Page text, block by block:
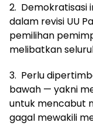
2. Demokratisasi
dalam revisi UU
pemilihan
melibatkan
3. Perlu
bawah — yakni
untuk mencabut
gagal mewakili